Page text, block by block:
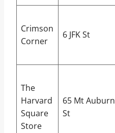
Crimson
Corner
6 JFK St
The
Harvard
Square
Store
65 Mt Auburn
St